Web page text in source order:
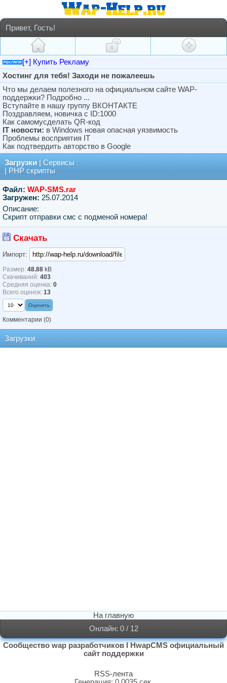
Привет, Гость!
[+] Купить Рекламу
Хостинг для тебя! Заходи не пожалеешь
Что мы делаем полезного на официальном сайте WAP-
поддержки? Подробно ...
Вступайте в нашу группу ВКОНТАКТЕ
Поздравляем, новичка с ID:1000
Как самомусделать QR-код
IT новости: в Windows новая опасная уязвимость
Проблемы восприятия IT
Как подтвердить авторство в Google
Загрузки
Сервисы
PHP скрипты
Файл: WAP-SMS.rar
Загружен: 25.07.2014
Описание:
Скрипт отправки смс с подменой номера!
Скачать
Импорт:
Размер: 48.88 kB
Скачиваний: 403
Средняя оценка: 0
Всего оценок: 13
Комментарии (0)
Загрузки
На главную
Онлайн: 0 / 12
Сообщество wap разработчиков I HwapCMS официальный
сайт поддержки
RSS-лента